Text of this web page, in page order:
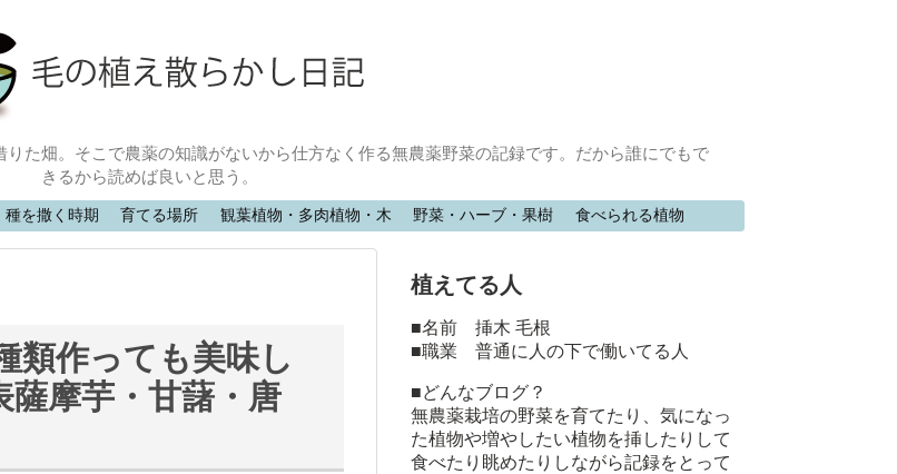
た畑。そこで農薬の知識がないから仕方なく作る無農薬野菜の記録です。だから誰にでもで
きるから読めば良いと思う。
を撒く時期 育てる場所 観葉植物・多肉植物・木 野菜・ハーブ・果樹 食べられる植物
類作っても美味し
薩摩芋・甘藷・唐
植えてる人
■名前 挿木 毛根
■職業 普通に人の下で働いてる人
■どんなブログ？
無農薬栽培の野菜を育てたり、気になっ
た植物や増やしたい植物を挿したりして
食べたり眺めたりしながら記録をとって